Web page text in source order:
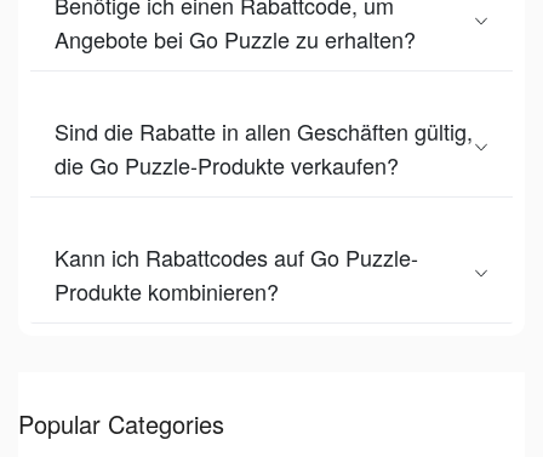
Angebote bei Go Puzzle zu erhalten?
Sind die Rabatte in allen Geschäften gültig,
die Go Puzzle-Produkte verkaufen?
Kann ich Rabattcodes auf Go Puzzle-
Produkte kombinieren?
Popular Categories